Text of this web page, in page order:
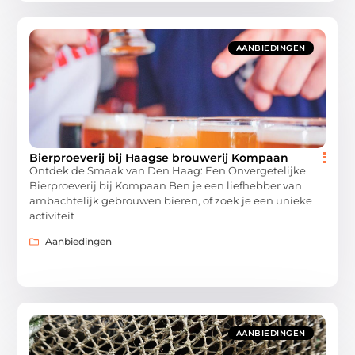
AANBIEDINGEN
Bierproeverij bij Haagse brouwerij Kompaan
Ontdek de Smaak van Den Haag: Een Onvergetelijke
Bierproeverij bij Kompaan Ben je een liefhebber van
ambachtelijk gebrouwen bieren, of zoek je een unieke
activiteit
Aanbiedingen
AANBIEDINGEN